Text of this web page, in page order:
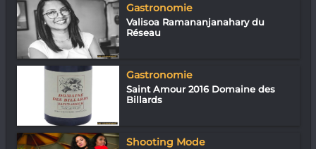
Gastronomie
Valisoa Ramananjanahary du
Réseau
Gastronomie
Saint Amour 2016 Domaine des
Billards
Shooting Mode